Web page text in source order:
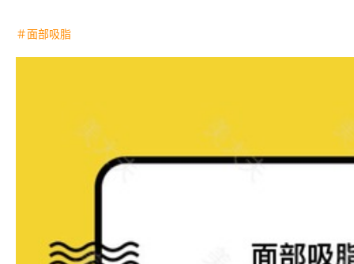
＃面部吸脂